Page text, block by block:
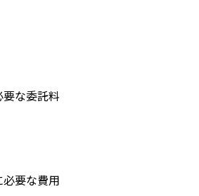
な委託料
要な費用